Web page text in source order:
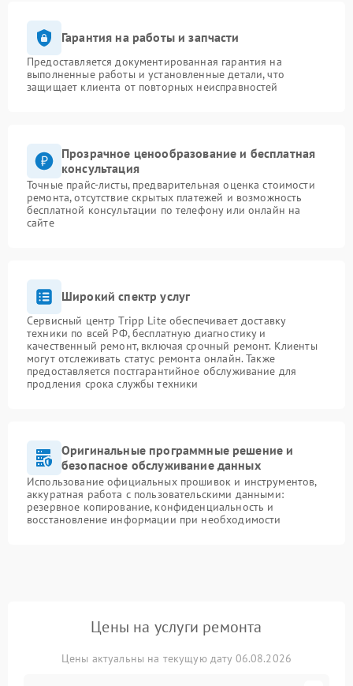
Гарантия на работы и запчасти
Предоставляется документированная гарантия на
выполненные работы и установленные детали, что
защищает клиента от повторных неисправностей
Прозрачное ценообразование и бесплатная
консультация
Точные прайс-листы, предварительная оценка стоимости
ремонта, отсутствие скрытых платежей и возможность
бесплатной консультации по телефону или онлайн на
сайте
Широкий спектр услуг
Сервисный центр Tripp Lite обеспечивает доставку
техники по всей РФ, бесплатную диагностику и
качественный ремонт, включая срочный ремонт. Клиенты
могут отслеживать статус ремонта онлайн. Также
предоставляется постгарантийное обслуживание для
продления срока службы техники
Оригинальные программные решение и
безопасное обслуживание данных
Использование официальных прошивок и инструментов,
аккуратная работа с пользовательскими данными:
резервное копирование, конфиденциальность и
восстановление информации при необходимости
Цены на услуги ремонта
Цены актуальны на текущую дату 06.08.2026